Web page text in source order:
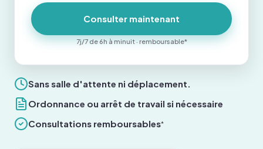
Sans salle d'attente ni déplacement.
Ordonnance ou arrêt de travail si nécessaire
Consultations remboursables*
Consulter maintenant
7j/7 de 6h à minuit · remboursable*